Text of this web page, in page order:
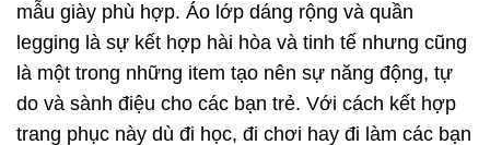
mẫu giày phù hợp. Áo lớp dáng rộng và quần
legging là sự kết hợp hài hòa và tinh tế nhưng cũng
là một trong những item tạo nên sự năng động, tự
do và sành điệu cho các bạn trẻ. Với cách kết hợp
trang phục này dù đi học, đi chơi hay đi làm các bạn